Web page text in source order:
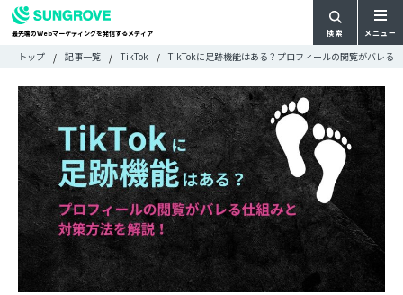
最先端のWebマーケティングを発信するメディア 検索 メニュー
ニ
ュ
ー
一
覧
すべての記事
CATEGORY
カテゴリで探す
TAG
タグで探す
WRITER
ライターで探す
FEATURE
特集
MOVIE
動画
DOCUMENT
検
検
トップ 記事一覧 TikTok TikTokに足跡機能はある？プロフィールの閲覧がバレる